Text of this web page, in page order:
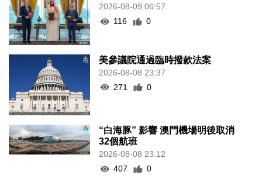
2026-08-09 06:57
116
0
美參議院通過臨時撥款法案
2026-08-08 23:37
271
0
“白海豚” 影響 澳門機場明後取消
32個航班
2026-08-08 23:12
407
0